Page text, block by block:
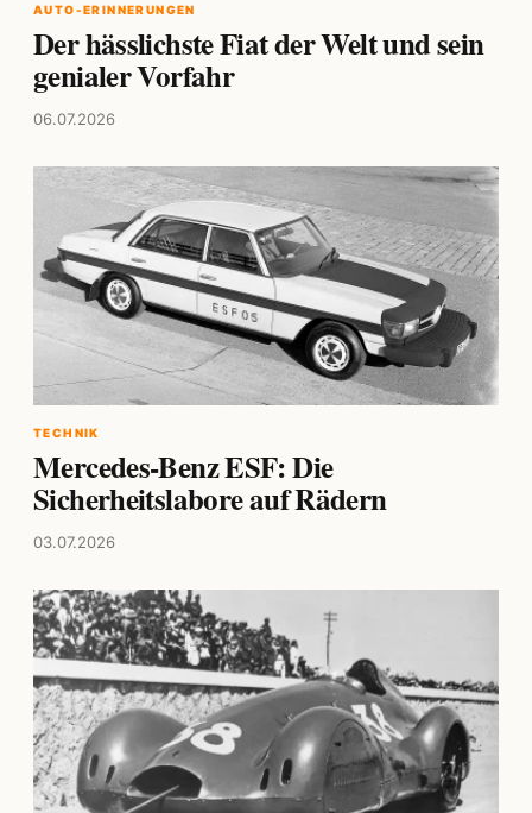
AUTO-ERINNERUNGEN
Der hässlichste Fiat der Welt und sein
genialer Vorfahr
06.07.2026
TECHNIK
Mercedes-Benz ESF: Die
Sicherheitslabore auf Rädern
03.07.2026